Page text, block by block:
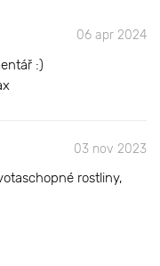
06 apr 2024
:)
03 nov 2023
rostliny,